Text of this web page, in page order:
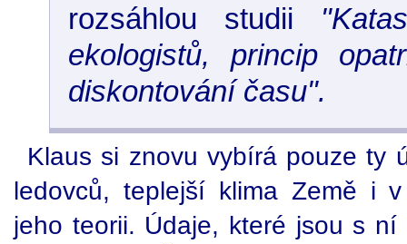
rozsáhlou studii
ekologistů, princip
diskontování času".
Klaus si znovu vybírá pouze ty
ledovců, teplejší klima Země i
jeho teorii. Údaje, které jsou s